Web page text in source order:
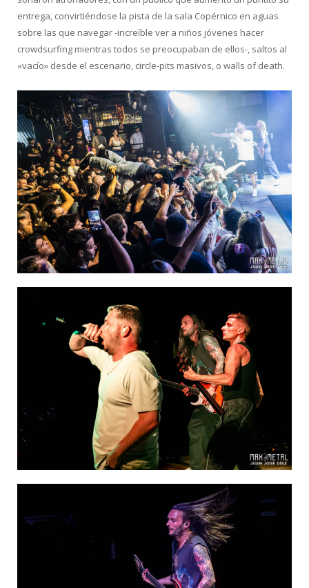
entrega, convirtiéndose la pista de la sala Copérnico en aguas
sobre las que navegar -increíble ver a niños jóvenes hacer
crowdsurfing mientras todos se preocupaban de ellos-, saltos al
«vacío» desde el escenario, circle-pits masivos, o walls of death.